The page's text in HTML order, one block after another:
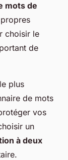
mots de
choisir le
de
plus
de mots
vos
un
à deux